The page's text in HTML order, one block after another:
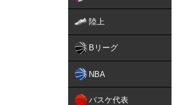
陸上
Bリーグ
NBA
バスケ代表